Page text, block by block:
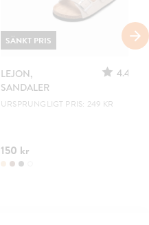
LEJON,
SANDALER
4.4
URSPRUNGLIGT PRIS: 249 KR
150 kr
SÄNKT PRIS